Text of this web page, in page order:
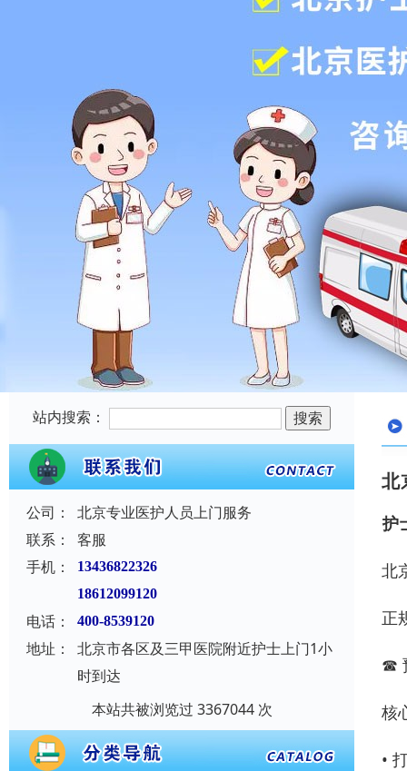
站内搜索：
公司：
北京专业医护人员上门服务
联系：
客服
手机：
13436822326
18612099120
电话： 400-8539120
地址：
北京市各区及三甲医院附近护士上门1小
时到达
本站共被浏览过 3367044 次
北
护
北
正
☎
核
•